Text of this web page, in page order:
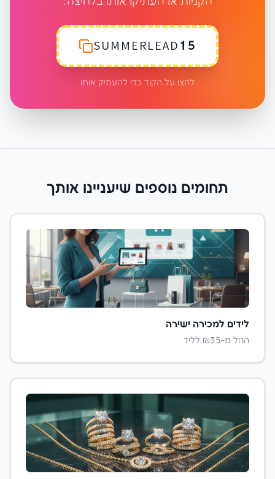
SUMMERLEAD15
לחצו על הקוד כדי להעתיק אותו
תחומים נוספים שיעניינו אותך
לידים למכירה ישירה
החל מ-₪35 לליד